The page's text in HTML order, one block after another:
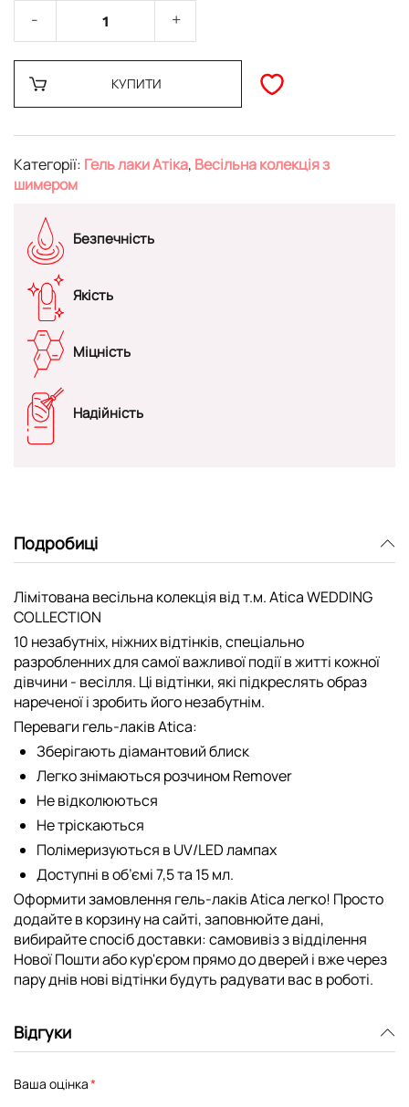
КУПИТИ
Категорії: Гель лаки Атіка, Весільна колекція з
шимером
Безпечність
Якість
Міцність
Надійність
Подробиці
Лімітована весільна колекція від т.м. Atica WEDDING
COLLECTION
10 незабутніх, ніжних відтінків, спеціально
разробленних для самої важливої події в житті кожної
дівчини - весілля. Ці відтінки, які підкреслять образ
нареченої і зробить його незабутнім.
Переваги гель-лаків Atica:
Зберігають діамантовий блиск
Легко знімаються розчином Remover
Не відколюються
Не тріскаються
Полімеризуються в UV/LED лампах
Доступні в об’ємі 7,5 та 15 мл.
Оформити замовлення гель-лаків Atica легко! Просто
додайте в корзину на сайті, заповнюйте дані,
вибирайте спосіб доставки: самовивіз з відділення
Нової Пошти або кур'єром прямо до дверей і вже через
пару днів нові відтінки будуть радувати вас в роботі.
Відгуки
Ваша оцінка